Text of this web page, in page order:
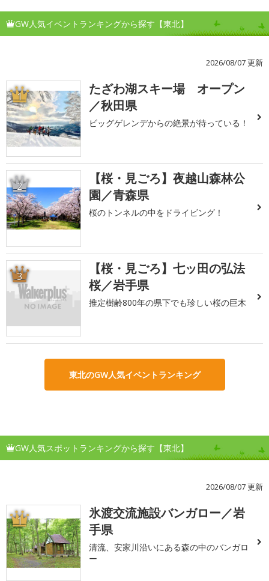
GW人気イベントランキングから探す【東北】
2026/08/07 更新
1
たざわ湖スキー場 オープン
／秋田県
ビッグゲレンデからの絶景が待っている！
2
【桜・見ごろ】夜越山森林公
園／青森県
桜のトンネルの中をドライビング！
3
【桜・見ごろ】七ッ田の弘法
桜／岩手県
推定樹齢800年の県下でも珍しい桜の巨木
東北のGW人気イベントランキング
GW人気スポットランキングから探す【東北】
2026/08/07 更新
1
氷渡交流施設バンガロー／岩
手県
清流、安家川沿いにある森の中のバンガロ
ー